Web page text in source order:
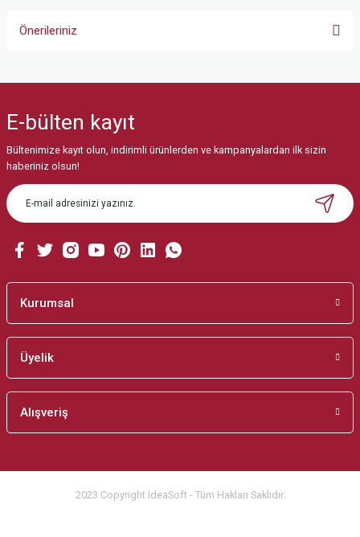
Önerileriniz
Görüş ve önerileriniz için teşekkür ederiz.
Ürün resmi kalitesiz, bozuk veya görüntülenemiyor.
Ürün açıklamasında eksik bilgiler bulunuyor.
Ürün bilgilerinde hatalar bulunuyor.
Bu ürüne benzer farklı alternatifler olmalı.
E-bülten kayıt
Bültenimize kayıt olun, indirimli ürünlerden ve kampanyalardan ilk sizin
haberiniz olsun!
Kurumsal
Üyelik
Alışveriş
2023 Copyright IdeaSoft - Tüm Hakları Saklıdır.